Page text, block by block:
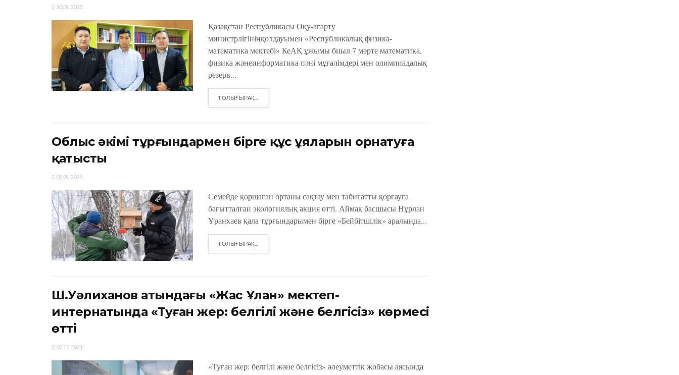
20.01.2025
Қазақстан Республикасы Оқу-ағарту
министрлігініңқолдауымен «Республикалық физика-
математика мектебі» КеАҚ ұжымы биыл 7 мәрте математика,
физика жәнеинформатика пәні мұғалімдері мен олимпиадалық
резерв...
ТОЛЫҒЫРАҚ...
Облыс әкімі тұрғындармен бірге құс ұяларын орнатуға
қатысты
05.01.2025
Семейде қоршаған ортаны сақтау мен табиғатты қорғауға
бағытталған экологиялық акция өтті. Аймақ басшысы Нұрлан
Ұранхаев қала тұрғындарымен бірге «Бейбітшілік» аралында...
ТОЛЫҒЫРАҚ...
Ш.Уәлиханов атындағы «Жас Ұлан» мектеп-
интернатында «Туған жер: белгілі және белгісіз» көрмесі
өтті
02.12.2024
«Туған жер: белгілі және белгісіз» әлеуметтік жобасы аясында